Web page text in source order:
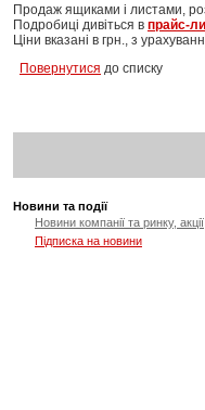
Продаж ящиками і листами,
Подробиці дивіться в прайс-
Ціни вказані в грн., з
Повернутися до списку
Новини та події
Новини компанії та ринку, акції
Підписка на новини